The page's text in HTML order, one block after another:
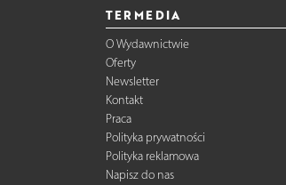
TERMEDIA
O Wydawnictwie
Oferty
Newsletter
Kontakt
Praca
Polityka prywatności
Polityka reklamowa
Napisz do nas